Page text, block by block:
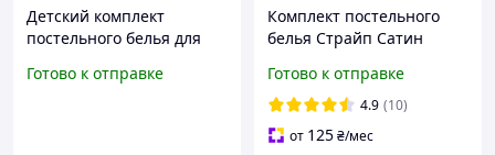
Детский комплект
постельного белья для
резинке Сатин 100%
Готово к отправке
Комплект постельного
белья Страйп Сатин
простыней на резинке
(темно зеленый)
Готово к отправке
4.9 (10)
от 125₴/мес